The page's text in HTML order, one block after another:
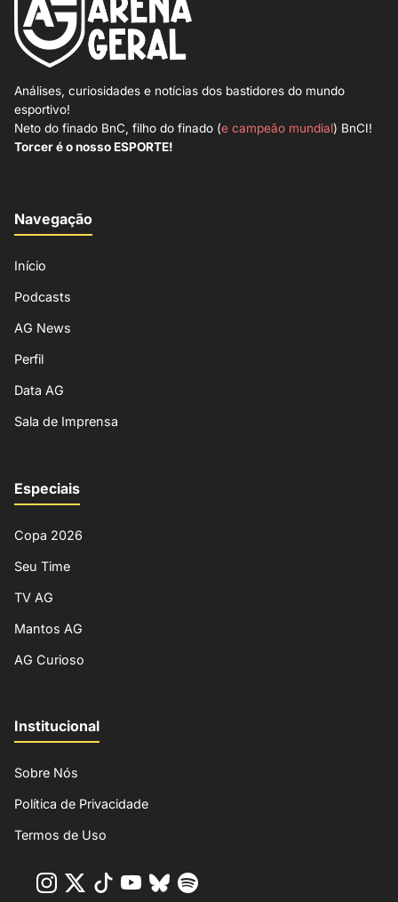
Análises, curiosidades e notícias dos bastidores do mundo
esportivo!
Neto do finado BnC, filho do finado (e campeão mundial) BnCI!
Torcer é o nosso ESPORTE!
Navegação
Início
Podcasts
AG News
Perfil
Data AG
Sala de Imprensa
Especiais
Copa 2026
Seu Time
TV AG
Mantos AG
AG Curioso
Institucional
Sobre Nós
Política de Privacidade
Termos de Uso